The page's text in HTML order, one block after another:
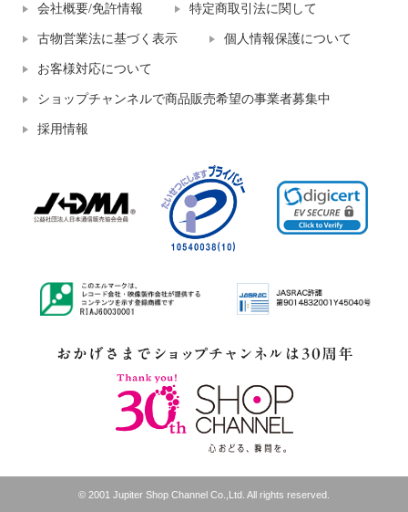
会社概要/免許情報 特定商取引法に関して
古物営業法に基づく表示 個人情報保護について
お客様対応について
ショップチャンネルで商品販売希望の事業者募集中
採用情報
© 2001 Jupiter Shop Channel Co.,Ltd. All rights reserved.